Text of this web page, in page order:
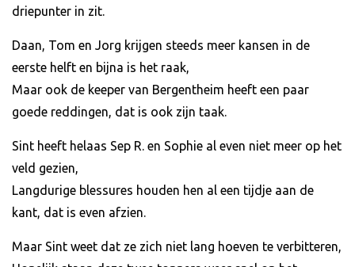
driepunter in zit.
Daan, Tom en Jorg krijgen steeds meer kansen in de
eerste helft en bijna is het raak,
Maar ook de keeper van Bergentheim heeft een paar
goede reddingen, dat is ook zijn taak.
Sint heeft helaas Sep R. en Sophie al even niet meer op het
veld gezien,
Langdurige blessures houden hen al een tijdje aan de
kant, dat is even afzien.
Maar Sint weet dat ze zich niet lang hoeven te verbitteren,